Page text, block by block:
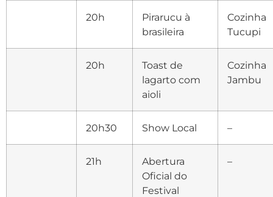
20h
Pirarucu à
brasileira
Cozinha
Tucupi
20h
Toast de
lagarto com
aioli
Cozinha
Jambu
20h30 Show Local –
21h
Abertura
Oficial do
Festival
–